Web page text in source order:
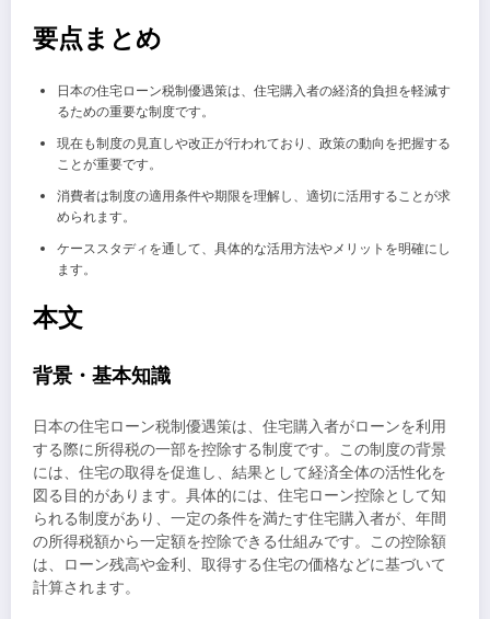
要点まとめ
日本の住宅ローン税制優遇策は、住宅購入者の経済的負担を軽減す
るための重要な制度です。
現在も制度の見直しや改正が行われており、政策の動向を把握する
ことが重要です。
消費者は制度の適用条件や期限を理解し、適切に活用することが求
められます。
ケーススタディを通して、具体的な活用方法やメリットを明確にし
ます。
本文
背景・基本知識
日本の住宅ローン税制優遇策は、住宅購入者がローンを利用
する際に所得税の一部を控除する制度です。この制度の背景
には、住宅の取得を促進し、結果として経済全体の活性化を
図る目的があります。具体的には、住宅ローン控除として知
られる制度があり、一定の条件を満たす住宅購入者が、年間
の所得税額から一定額を控除できる仕組みです。この控除額
は、ローン残高や金利、取得する住宅の価格などに基づいて
計算されます。